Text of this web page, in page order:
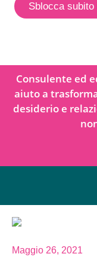
Sblocca
Consulente ed
aiuto a
desiderio e
Maggio 26, 2021